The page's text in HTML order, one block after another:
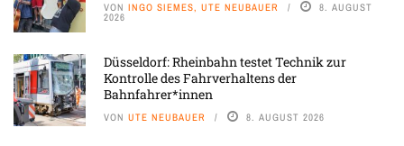
VON INGO SIEMES, UTE NEUBAUER 8. AUGUST
2026
Düsseldorf: Rheinbahn testet Technik zur
Kontrolle des Fahrverhaltens der
Bahnfahrer*innen
VON UTE NEUBAUER 8. AUGUST 2026